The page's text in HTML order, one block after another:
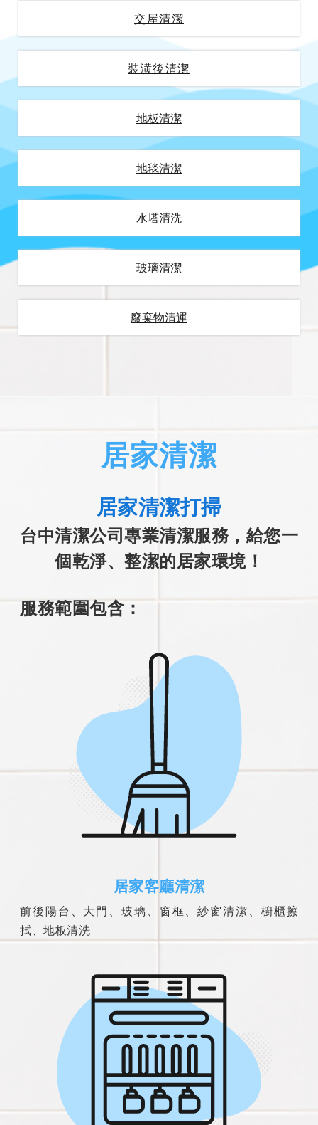
交屋清潔
裝潢後清潔
地板清潔
地毯清潔
水塔清洗
玻璃清潔
廢棄物清運
居家清潔
居家清潔打掃
台中清潔公司專業清潔服務，給您一
個乾淨、整潔的居家環境！
服務範圍包含：
居家客廳清潔
前後陽台、大門、玻璃、窗框、紗窗清潔、櫥櫃擦
拭、地板清洗